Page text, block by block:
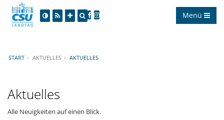
Menü
START AKTUELLES AKTUELLES
Aktuelles
Alle Neuigkeiten auf einen Blick.